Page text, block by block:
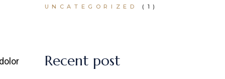
UNCATEGORIZED (1)
Recent post